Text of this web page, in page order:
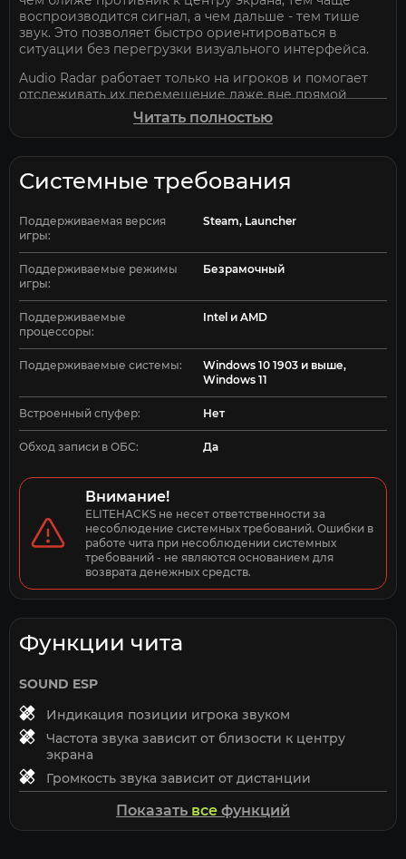
воспроизводится сигнал, а чем дальше - тем тише
звук. Это позволяет быстро ориентироваться в
ситуации без перегрузки визуального интерфейса.
Audio Radar работает только на игроков и помогает
отслеживать их перемещение даже вне прямой
видимости. Особенно полезен в напряжённых
ситуациях, когда важно быстро понять направление
Управление осуществляется с помощью горячих
клавиш: включение, регулировка громкости и
Audio Radar можно использовать параллельно с
игрой без необходимости вывода на второй монитор,
что делает его удобным и простым в использовании.
Читать полностью
Системные требования
Поддерживаемая версия
игры:
Steam, Launcher
Поддерживаемые режимы
игры:
Безрамочный
Поддерживаемые
процессоры:
Intel и AMD
Поддерживаемые системы:
Windows 10 1903 и выше,
Windows 11
Встроенный спуфер: Нет
Обход записи в ОБС: Да
Внимание!
ELITEHACKS не несет ответственности за
несоблюдение системных требований. Ошибки в
работе чита при несоблюдении системных
требований - не являются основанием для
возврата денежных средств.
Функции чита
SOUND ESP
Индикация позиции игрока звуком
Частота звука зависит от близости к центру
экрана
Громкость звука зависит от дистанции
Работает только на игроков
HOTKEYS
Показать все функций